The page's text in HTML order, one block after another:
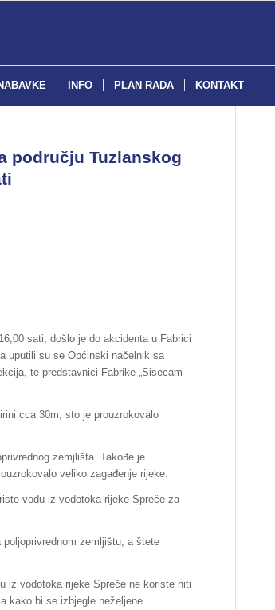
INFO PLAN RADA KONTAKT
području Tuzlanskog
sati, došlo je do akcidenta u Fabrici
uputili su se Općinski načelnik sa
te predstavnici Fabrike „Sisecam
cca 30m, sto je prouzrokovalo
zemjlišta. Takođe je
veliko zagađenje rijeke.
vodu iz vodotoka rijeke Spreče za
zemljištu, a štete
iz vodotoka rijeke Spreče ne koriste niti
kako bi se izbjegle neželjene